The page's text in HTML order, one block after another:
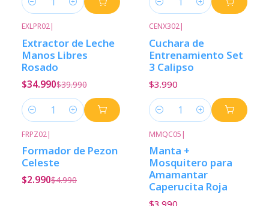
Cantidad Cantidad
EXLPR02|
Extractor de Leche
Manos Libres
Rosado
$34.990$39.990
Cantidad
CENX302|
Cuchara de
Entrenamiento Set
3 Calipso
$3.990
Cantidad
FRPZ02|
Formador de Pezon
Celeste
$2.990$4.990
MMQC05 |
Manta +
Mosquitero para
Amamantar
Caperucita Roja